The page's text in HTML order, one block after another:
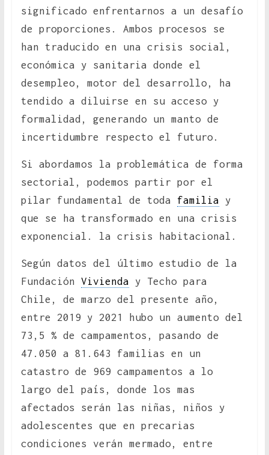
significado enfrentarnos a un desafío
de proporciones. Ambos procesos se
han traducido en una crisis social,
económica y sanitaria donde el
desempleo, motor del desarrollo, ha
tendido a diluirse en su acceso y
formalidad, generando un manto de
incertidumbre respecto el futuro.
Si abordamos la problemática de forma
sectorial, podemos partir por el
pilar fundamental de toda familia y
que se ha transformado en una crisis
exponencial. la crisis habitacional.
Según datos del último estudio de la
Fundación Vivienda y Techo para
Chile, de marzo del presente año,
entre 2019 y 2021 hubo un aumento del
73,5 % de campamentos, pasando de
47.050 a 81.643 familias en un
catastro de 969 campamentos a lo
largo del país, donde los mas
afectados serán las niñas, niños y
adolescentes que en precarias
condiciones verán mermado, entre